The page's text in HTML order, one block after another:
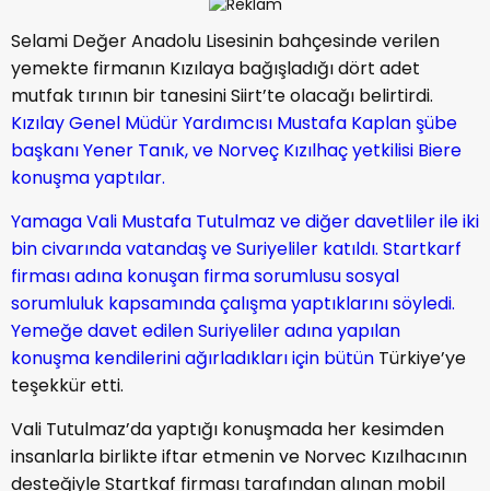
Selami Değer Anadolu Lisesinin bahçesinde verilen
yemekte firmanın Kızılaya bağışladığı dört adet
mutfak tırının bir tanesini Siirt’te olacağı belirtirdi.
Kızılay Genel Müdür Yardımcısı Mustafa Kaplan şübe
başkanı Yener Tanık, ve Norveç Kızılhaç yetkilisi Biere
konuşma yaptılar.
Yamaga Vali Mustafa Tutulmaz ve diğer davetliler ile iki
bin civarında vatandaş ve Suriyeliler katıldı. Startkarf
firması adına konuşan firma sorumlusu sosyal
sorumluluk kapsamında çalışma yaptıklarını söyledi.
Yemeğe davet edilen Suriyeliler adına yapılan
konuşma kendilerini ağırladıkları için bütün Türkiye’ye
teşekkür etti.
Vali Tutulmaz’da yaptığı konuşmada her kesimden
insanlarla birlikte iftar etmenin ve Norvec Kızılhacının
desteğiyle Startkaf firması tarafından alınan mobil